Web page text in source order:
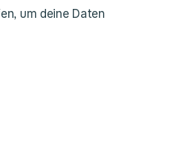
um deine Daten